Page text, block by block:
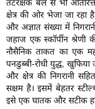
ख्सि
य
त
यं
ग
इं
डि
या
तटरक्षक बल से भी
क्षेत्र की ओर भेजा जा रहा
और अज्ञात संख्या में
जहाज एक स्कॉर्पीन श्रेणी
नौसैनिक ताकत का एक
पनडुब्बी-रोधी युद्ध, खुफिया
और क्षेत्र की निगरानी
सक्षम है। इसमें बेहतर
इसे एक घातक और सटीक